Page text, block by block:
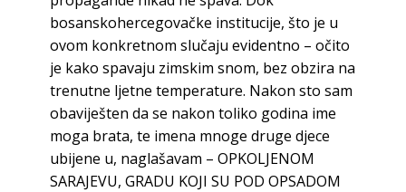
bosanskohercegovačke institucije, što je u
ovom konkretnom slučaju evidentno – očito
je kako spavaju zimskim snom, bez obzira na
trenutne ljetne temperature. Nakon sto sam
obaviješten da se nakon toliko godina ime
moga brata, te imena mnoge druge djece
ubijene u, naglašavam – OPKOLJENOM
SARAJEVU, GRADU KOJI SU POD OPSADOM